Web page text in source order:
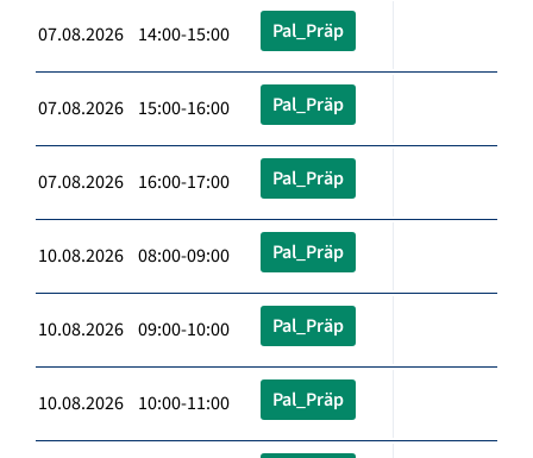
07.08.2026 14:00-15:00 Pal_Präp
07.08.2026 15:00-16:00 Pal_Präp
07.08.2026 16:00-17:00 Pal_Präp
10.08.2026 08:00-09:00 Pal_Präp
10.08.2026 09:00-10:00 Pal_Präp
10.08.2026 10:00-11:00 Pal_Präp